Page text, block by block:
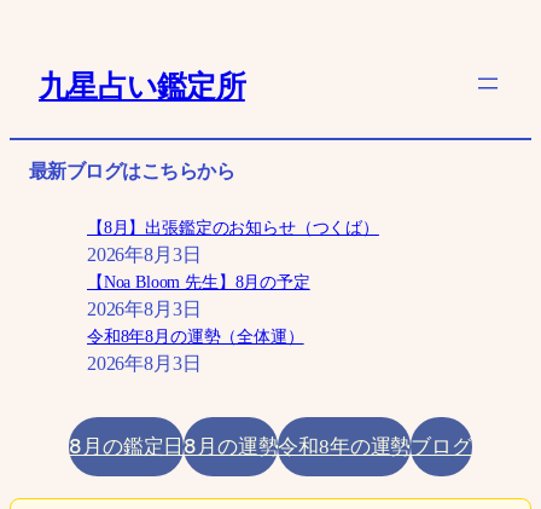
キ
九星占い鑑定所
最新ブログはこちらから
【8月】出張鑑定のお知らせ（つくば）
2026年8月3日
【Noa Bloom 先生】8月の予定
2026年8月3日
令和8年8月の運勢（全体運）
2026年8月3日
8月の鑑定日8月の運勢令和8年の運勢ブログ